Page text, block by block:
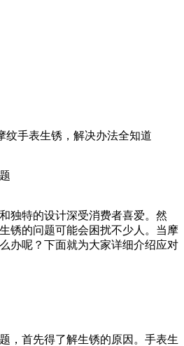
纹手表生锈，解决办法全知道
独特的设计深受消费者喜爱。然
锈的问题可能会困扰不少人。当摩
办呢？下面就为大家详细介绍应对
，首先得了解生锈的原因。手表生